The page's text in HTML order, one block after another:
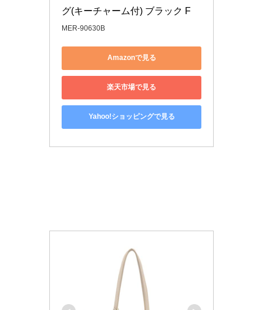
グ(キーチャーム付) ブラック F
MER-90630B
Amazonで見る
楽天市場で見る
Yahoo!ショッピングで見る